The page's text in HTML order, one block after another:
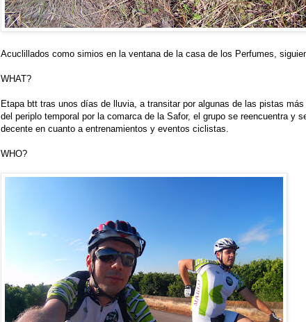
Acuclillados como simios en la ventana de la casa de los Perfumes,
WHAT?
Etapa btt tras unos días de lluvia, a transitar por algunas de las pistas
del periplo temporal por la comarca de la Safor, el grupo se reencuentra y
decente en cuanto a entrenamientos y eventos ciclistas.
WHO?